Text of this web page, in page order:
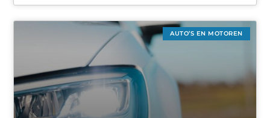
AUTO’S EN MOTOREN